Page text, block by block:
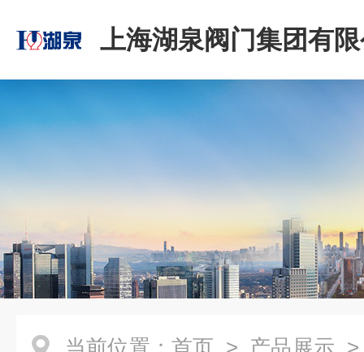
上海湖泉阀门集团有
当前位置： 首页 > 产品展示